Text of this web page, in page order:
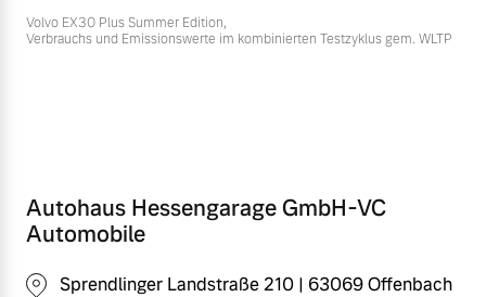
Volvo EX30 Plus Summer Edition,
Verbrauchs und Emissionswerte im kombinierten Testzyklus gem. WLTP
Autohaus Hessengarage GmbH-VC
Automobile
Sprendlinger Landstraße 210 | 63069 Offenbach